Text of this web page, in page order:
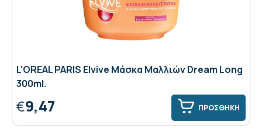
L'OREAL PARIS Elvive Μάσκα Μαλλιών Dream Long
300ml.
€9,47 ΠΡΟΣΘΗΚΗ